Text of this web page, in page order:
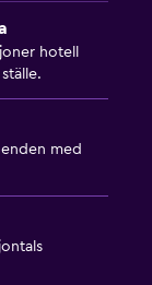
hotell
med